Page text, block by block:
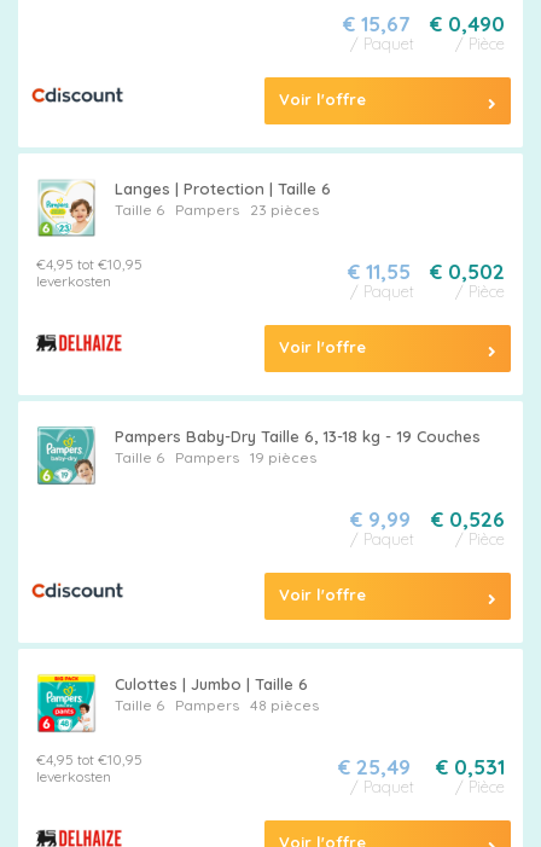
€ 0,490
/ Pièce
€ 15,67
/ Paquet
Voir l'offre
Langes | Protection | Taille 6
Taille 6 Pampers23 pièces
€4,95 tot €10,95
leverkosten
€ 0,502
/ Pièce
€ 11,55
/ Paquet
Voir l'offre
Pampers Baby-Dry Taille 6, 13-18 kg - 19 Couches
Taille 6 Pampers19 pièces
€ 0,526
/ Pièce
€ 9,99
/ Paquet
Voir l'offre
Culottes | Jumbo | Taille 6
Taille 6 Pampers48 pièces
€4,95 tot €10,95
leverkosten
€ 0,531
/ Pièce
€ 25,49
/ Paquet
Voir l'offre